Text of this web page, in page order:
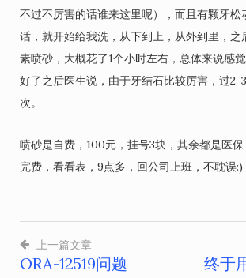
不过不厉害的话谁来这里呢），而且有颗牙松
话，就开始给我洗，从下到上，从外到里，之
素喷砂，大概花了1个小时左右，总体来说感
好了之后医生说，由于牙结石比较厉害，过2-
次。
喷砂是自费，100元，挂号3块，其余都是医
完费，看看表，9点多，回公司上班，不耽误:)
上一篇文章
ORA-12519问题 终于